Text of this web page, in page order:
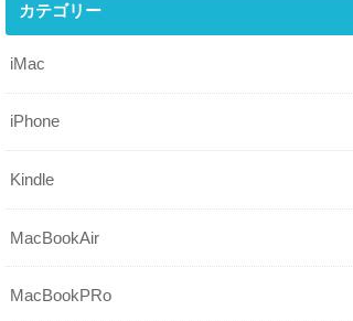
カテゴリー
iMac
iPhone
Kindle
MacBookAir
MacBookPRo